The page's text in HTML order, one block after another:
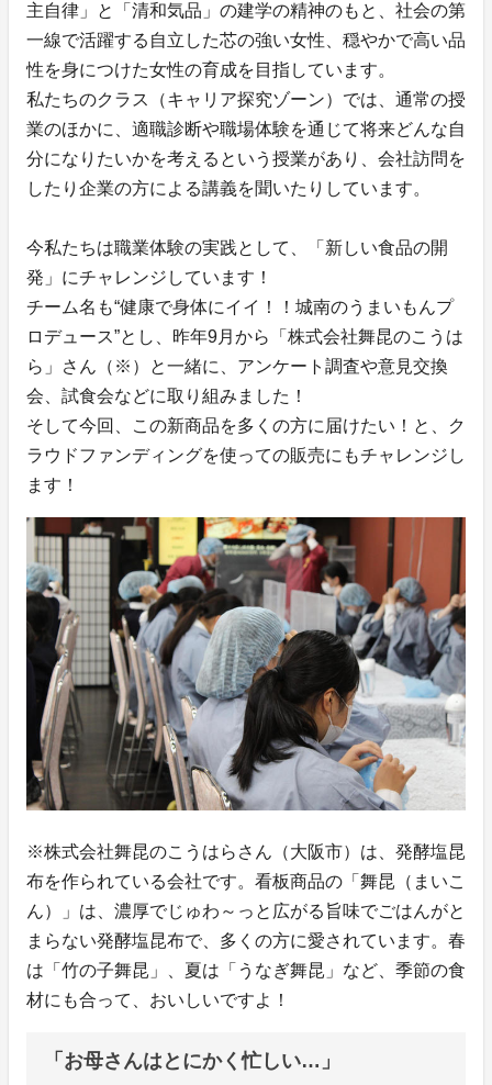
主自律」と「清和気品」の建学の精神のもと、社会の第
一線で活躍する自立した芯の強い女性、穏やかで高い品
性を身につけた女性の育成を目指しています。
私たちのクラス（キャリア探究ゾーン）では、通常の授
業のほかに、適職診断や職場体験を通じて将来どんな自
分になりたいかを考えるという授業があり、会社訪問を
したり企業の方による講義を聞いたりしています。
今私たちは職業体験の実践として、「新しい食品の開
発」にチャレンジしています！
チーム名も“健康で身体にイイ！！城南のうまいもんプ
ロデュース”とし、昨年9月から「株式会社舞昆のこうは
ら」さん（※）と一緒に、アンケート調査や意見交換
会、試食会などに取り組みました！
そして今回、この新商品を多くの方に届けたい！と、ク
ラウドファンディングを使っての販売にもチャレンジし
ます！
※株式会社舞昆のこうはらさん（大阪市）は、発酵塩昆
布を作られている会社です。看板商品の「舞昆（まいこ
ん）」は、濃厚でじゅわ～っと広がる旨味でごはんがと
まらない発酵塩昆布で、多くの方に愛されています。春
は「竹の子舞昆」、夏は「うなぎ舞昆」など、季節の食
材にも合って、おいしいですよ！
「お母さんはとにかく忙しい…」